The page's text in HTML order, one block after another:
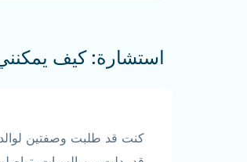
المفضلة
الرعاية المتقدمة
استشارة: كيف
كنت قد طلبت وصفتين